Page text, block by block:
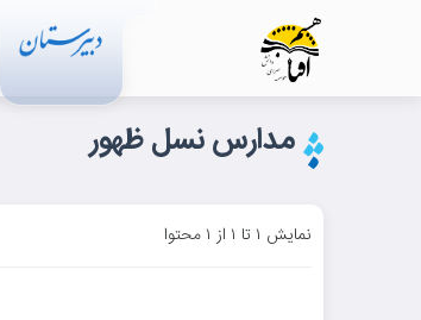
مدارس نسل ظهور
نمایش ۱ تا ۱ از ۱ محتوا